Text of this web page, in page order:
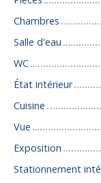
Chambres
Salle d'eau
WC
État intérieur
Cuisine
Vue
Exposition
Stationnement